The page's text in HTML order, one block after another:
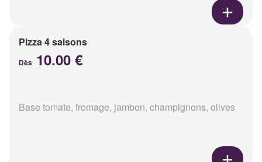
Pizza 4 saisons
Dès 10.00 €
Base tomate, fromage, jambon, champignons, olives